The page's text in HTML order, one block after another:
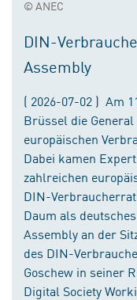
© ANEC
DIN-
Assembly
( 2026-07-02 ) Am
Brüssel die
europäischen
Dabei kamen
zahlreichen
DIN-
Daum als
Assembly an der
des DIN-
Goschew in seiner
Digital Society